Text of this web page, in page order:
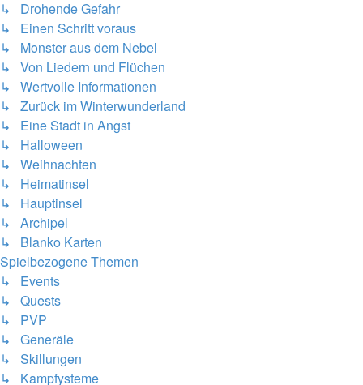
↳ Drohende Gefahr
↳ Einen Schritt voraus
↳ Monster aus dem Nebel
↳ Von Liedern und Flüchen
↳ Wertvolle Informationen
↳ Zurück im Winterwunderland
↳ Eine Stadt in Angst
↳ Halloween
↳ Weihnachten
↳ Heimatinsel
↳ Hauptinsel
↳ Archipel
↳ Blanko Karten
Spielbezogene Themen
↳ Events
↳ Quests
↳ PVP
↳ Generäle
↳ Skillungen
↳ Kampfysteme